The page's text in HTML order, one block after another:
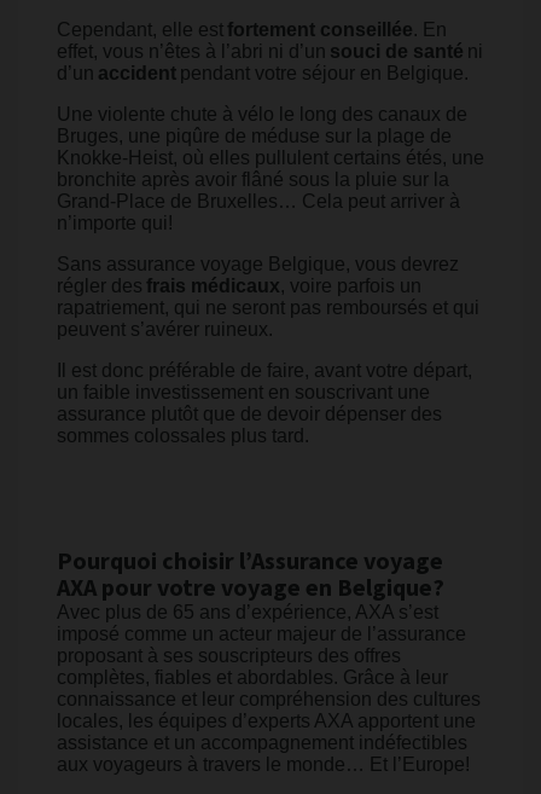
Cependant, elle est fortement conseillée. En
effet, vous n’êtes à l’abri ni d’un souci de santé ni
d’un accident pendant votre séjour en Belgique.
Une violente chute à vélo le long des canaux de
Bruges, une piqûre de méduse sur la plage de
Knokke-Heist, où elles pullulent certains étés, une
bronchite après avoir flâné sous la pluie sur la
Grand-Place de Bruxelles… Cela peut arriver à
n’importe qui!
Sans assurance voyage Belgique, vous devrez
régler des frais médicaux, voire parfois un
rapatriement, qui ne seront pas remboursés et qui
peuvent s’avérer ruineux.
Il est donc préférable de faire, avant votre départ,
un faible investissement en souscrivant une
assurance plutôt que de devoir dépenser des
sommes colossales plus tard.
Pourquoi choisir l’Assurance voyage
AXA pour votre voyage en Belgique?
Avec plus de 65 ans d’expérience, AXA s’est
imposé comme un acteur majeur de l’assurance
proposant à ses souscripteurs des offres
complètes, fiables et abordables. Grâce à leur
connaissance et leur compréhension des cultures
locales, les équipes d’experts AXA apportent une
assistance et un accompagnement indéfectibles
aux voyageurs à travers le monde… Et l’Europe!